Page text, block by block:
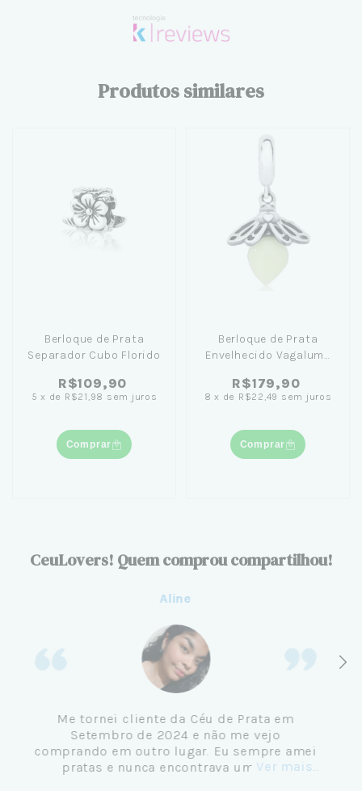
Produtos similares
Berloque de Prata
Separador Cubo Florido
R$109,90
5 x de R$21,98 sem juros
Comprar
Berloque de Prata
Envelhecido Vagalume
Escuro)
R$179,90
8 x de R$22,49 sem juros
Comprar
CeuLovers! Quem comprou compartilhou!
Aline
Me tornei cliente da Céu de Prata em
Setembro de 2024 e não me vejo
comprando em outro lugar. Eu sempre amei
pratas e nunca encontrava uma loja
Ver mais...